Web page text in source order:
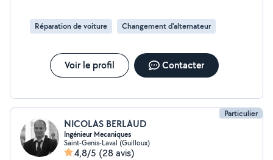
Réparation de voiture Changement d'alternateur
Voir le profil Contacter
Particulier
NICOLAS BERLAUD
Ingénieur Mecaniques
Saint-Genis-Laval (Guilloux)
4,8/5 (28 avis)